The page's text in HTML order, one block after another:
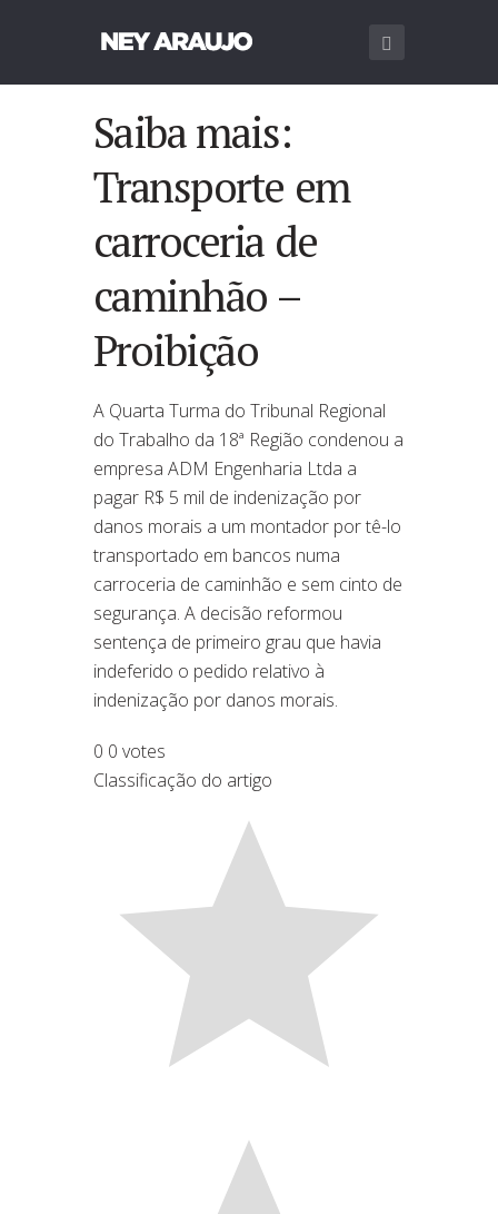
Saiba mais:
Transporte em
carroceria de
caminhão –
Proibição
A Quarta Turma do Tribunal Regional
do Trabalho da 18ª Região condenou a
empresa ADM Engenharia Ltda a
pagar R$ 5 mil de indenização por
danos morais a um montador por tê-lo
transportado em bancos numa
carroceria de caminhão e sem cinto de
segurança. A decisão reformou
sentença de primeiro grau que havia
indeferido o pedido relativo à
indenização por danos morais.
0 0 votes
Classificação do artigo